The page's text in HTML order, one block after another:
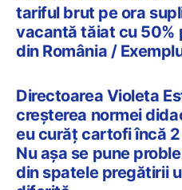
tariful brut pe ora
vacantă tăiat cu 50%
din România /
Directoarea Violeta
creșterea normei
eu curăț cartofi încă
Nu așa se pune
din spatele pregătirii